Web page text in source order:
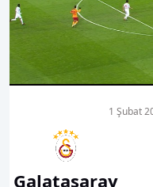
Galatasaray
1 Şubat